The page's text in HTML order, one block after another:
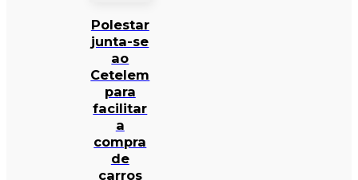
Polestar
junta-se
ao
Cetelem
para
facilitar
a
compra
de
carros